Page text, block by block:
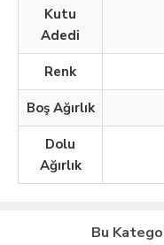
Kutu
Adedi
Renk
Boş Ağırlık
Dolu
Ağırlık
Bu